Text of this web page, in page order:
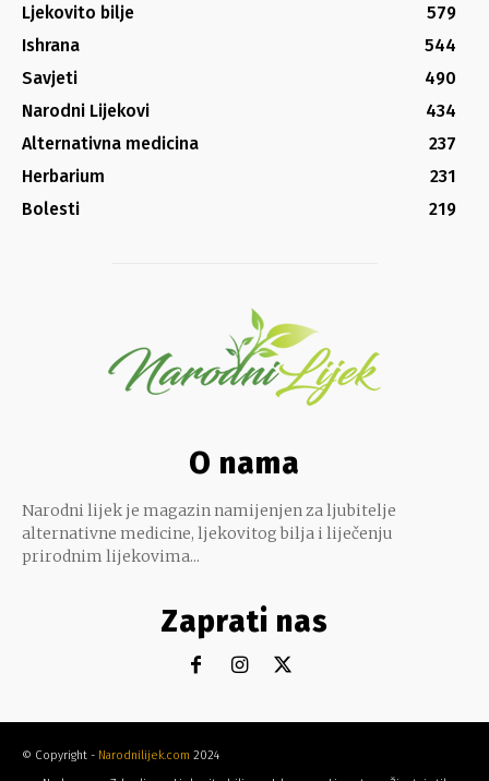
Ljekovito bilje
579
Ishrana
544
Savjeti
490
Narodni Lijekovi
434
Alternativna medicina
237
Herbarium
231
Bolesti
219
O nama
Narodni lijek je magazin namijenjen za ljubitelje
alternativne medicine, ljekovitog bilja i liječenju
prirodnim lijekovima...
Zaprati nas
© Copyright - Narodnilijek.com 2024